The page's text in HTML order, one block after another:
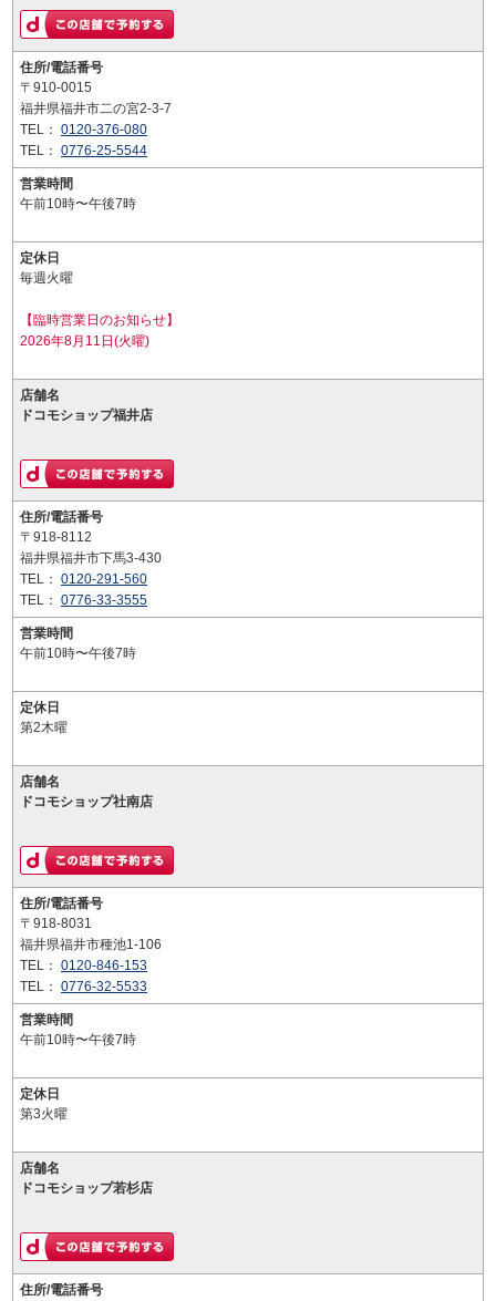
住所/電話番号
〒910-0015
福井県福井市二の宮2-3-7
TEL： 0120-376-080
TEL： 0776-25-5544
営業時間
午前10時〜午後7時
定休日
毎週火曜
【臨時営業日のお知らせ】
2026年8月11日(火曜)
店舗名
ドコモショップ福井店
住所/電話番号
〒918-8112
福井県福井市下馬3-430
TEL： 0120-291-560
TEL： 0776-33-3555
営業時間
午前10時〜午後7時
定休日
第2木曜
店舗名
ドコモショップ社南店
住所/電話番号
〒918-8031
福井県福井市種池1-106
TEL： 0120-846-153
TEL： 0776-32-5533
営業時間
午前10時〜午後7時
定休日
第3火曜
店舗名
ドコモショップ若杉店
住所/電話番号